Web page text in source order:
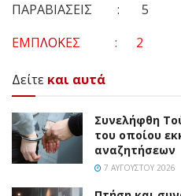
ΠΑΡΑΒΙΑΣΕΙΣ : 5
ΕΜΠΛΟΚΕΣ : 2
Δείτε και αυτά
Συνελήφθη
του οποίου
αναζητήσεων
7 ΑΥΓΟΎΣΤΟΥ 2026